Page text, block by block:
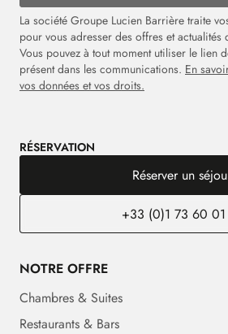
La société Groupe Lucien Barrière traite
pour vous adresser des offres et actualités
Vous pouvez à tout moment utiliser le lien
présent dans les communications. En
vos données et vos droits.
RÉSERVATION
Réserver un
+33 (0)1 73 60 01
NOTRE OFFRE
Chambres & Suites
Restaurants & Bars